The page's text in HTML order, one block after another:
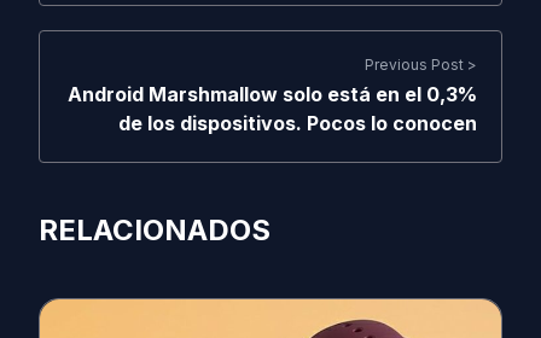
Previous Post >
Android Marshmallow solo está en el 0,3%
de los dispositivos. Pocos lo conocen
RELACIONADOS